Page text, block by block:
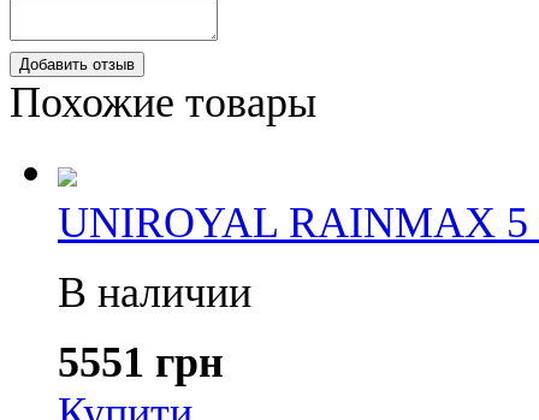
Добавить отзыв
Похожие товары
UNIROYAL RAINMAX 5
В наличии
5551 грн